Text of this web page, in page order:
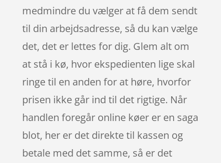
medmindre du vælger at få dem sendt
til din arbejdsadresse, så du kan vælge
det, det er lettes for dig. Glem alt om
at stå i kø, hvor ekspedienten lige skal
ringe til en anden for at høre, hvorfor
prisen ikke går ind til det rigtige. Når
handlen foregår online køer er en saga
blot, her er det direkte til kassen og
betale med det samme, så er det